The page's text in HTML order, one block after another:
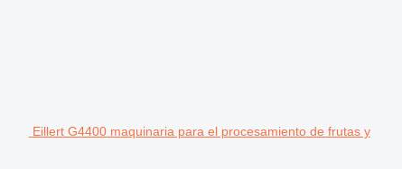
Eillert G4400 maquinaria para el procesamiento de frutas y